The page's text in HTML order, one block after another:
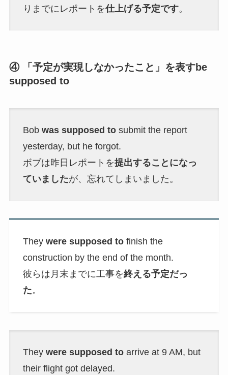
りまでにレポートを仕上げる予定です。
④ 「予定が実現しなかったこと」を表すbe
supposed to
Bob was supposed tosubmit the report
yesterday, but he forgot.
ボブは昨日レポートを提出することになっ
ていましたが、忘れてしまいました。
They were supposed tofinish the
construction by the end of the month.
彼らは月末までに工事を終える予定だっ
た。
They were supposed to arrive at 9 AM, but
their flight got delayed.